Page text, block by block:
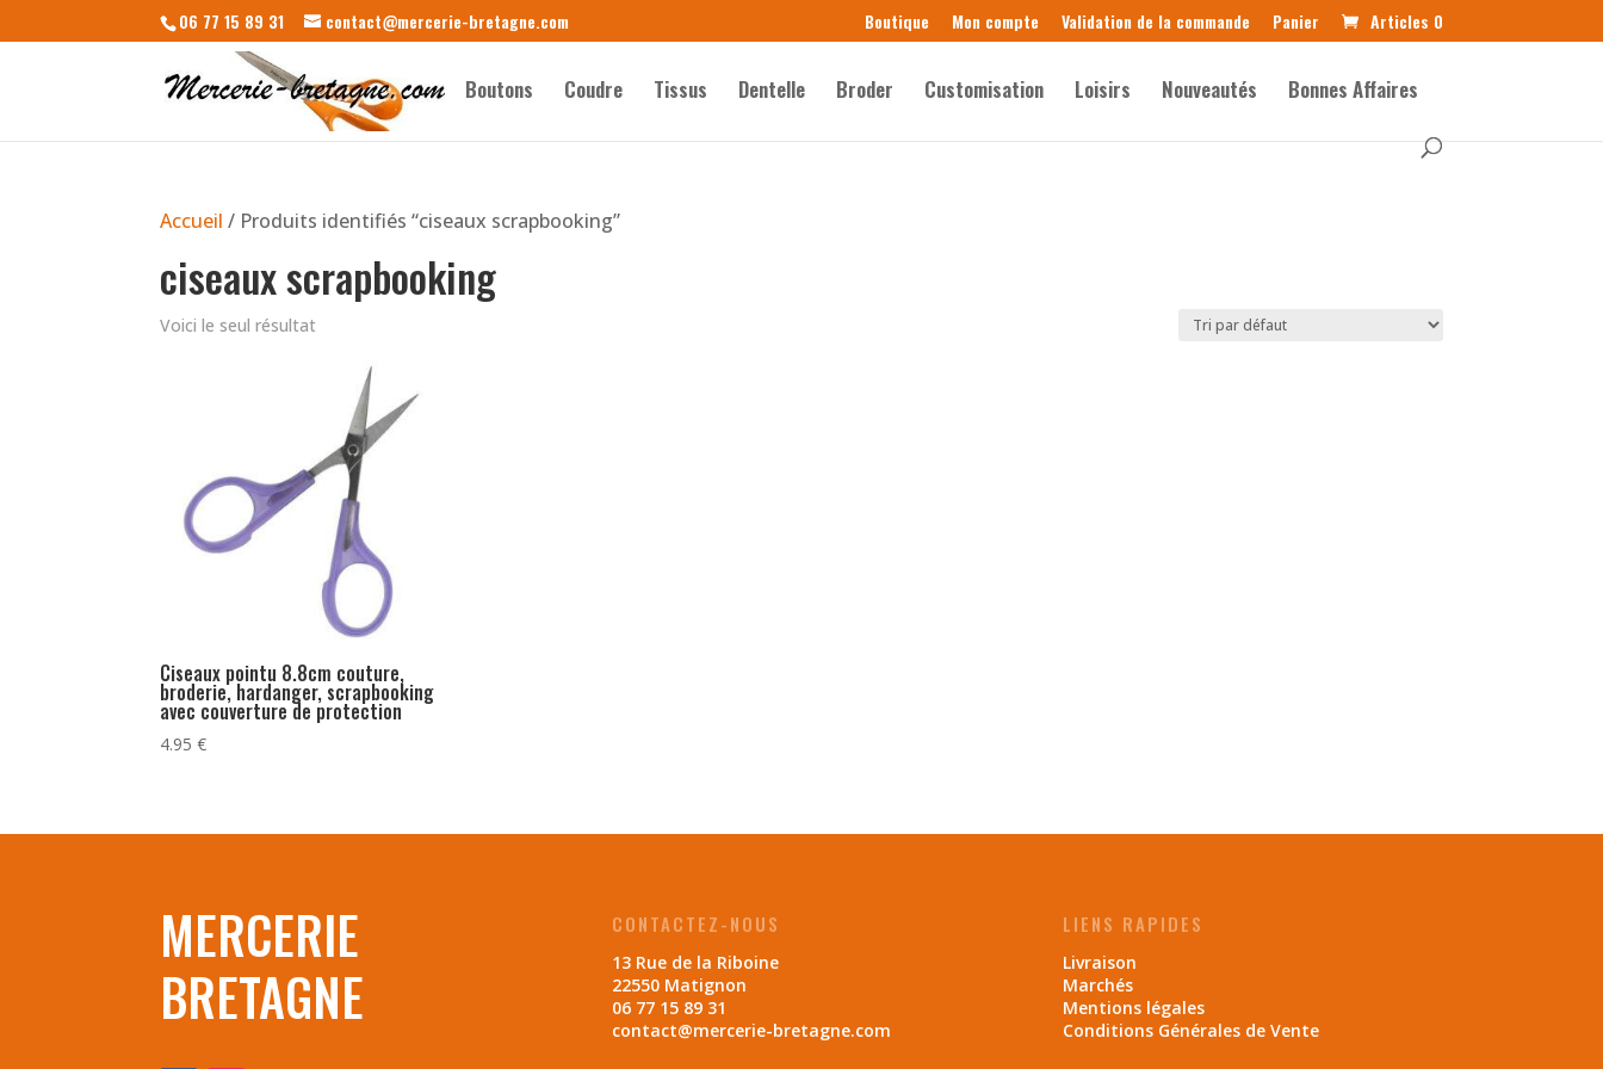
06 77 15 89 31 contact@mercerie-bretagne.com Boutique Mon compte Validation de la commande Panier Articles 0
Boutons Coudre Tissus Dentelle Broder Customisation Loisirs Nouveautés Bonnes Affaires
Accueil / Produits identifiés “ciseaux scrapbooking”
ciseaux scrapbooking
Voici le seul résultat
Ciseaux pointu 8.8cm couture,
broderie, hardanger, scrapbooking
avec couverture de protection
4.95€
MERCERIE
BRETAGNE
CONTACTEZ-NOUS
13 Rue de la Riboine
22550 Matignon
06 77 15 89 31
contact@mercerie-bretagne.com
LIENS RAPIDES
Livraison
Marchés
Mentions légales
Conditions Générales de Vente